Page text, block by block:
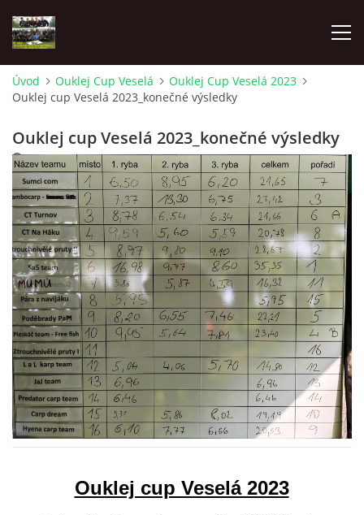
ÚVOD
AKTUÁLNĚ
OUKLEJ CUP VESELÁ
OUKLEJ CUP VESELÁ 2022
OUKLEJ CUP VESELÁ 2023
OUKLEJ CUP VESELÁ 2024
OUKLEJ CUP VESELÁ 2025
Úvod Ouklej Cup Veselá
Ouklej Cup Veselá 2023
Ouklej cup Veselá 2023_konečné výsledky
Ouklej cup Veselá 2023_konečné výsledky
17. 9. 2023
Ouklej cup Veselá 2023